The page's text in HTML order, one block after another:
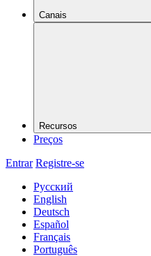
Canais
Recursos
Preços
Entrar Registre-se
Русский
English
Deutsch
Español
Français
Português